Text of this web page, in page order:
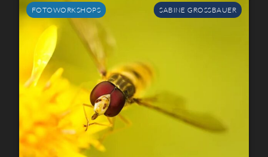
FOTOWORKSHOPS SABINE GROSSBAUER